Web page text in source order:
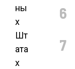
ны
х
Шт
ата
х